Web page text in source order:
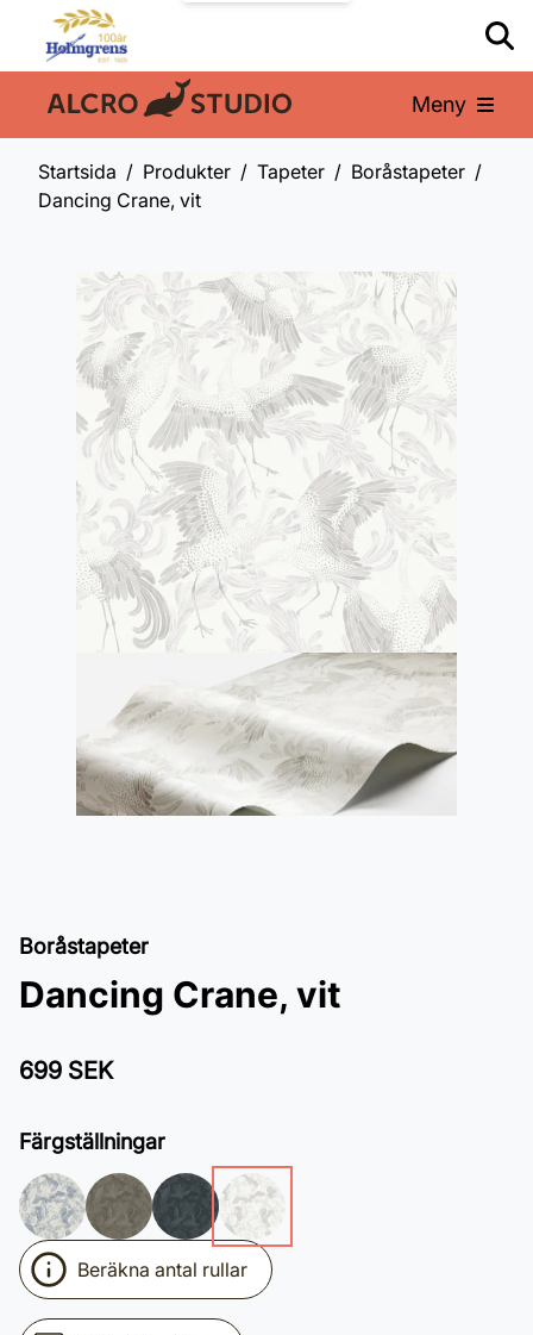
En del av: Meny
Startsida Produkter Tapeter
Boråstapeter
Dancing Crane, vit
Boråstapeter
Dancing Crane, vit
699 SEK
Färgställningar
Beräkna antal rullar